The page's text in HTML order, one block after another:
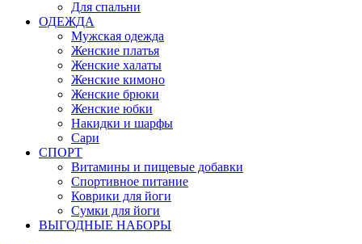
Для спальни
ОДЕЖДА
Мужская одежда
Женские платья
Женские халаты
Женские кимоно
Женские брюки
Женские юбки
Накидки и шарфы
Сари
СПОРТ
Витамины и пищевые добавки
Спортивное питание
Коврики для йоги
Сумки для йоги
ВЫГОДНЫЕ НАБОРЫ